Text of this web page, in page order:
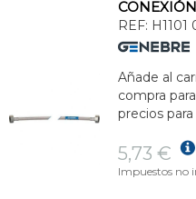
REF:
Añade al
compra
precios
5,73 €
Impuestos no